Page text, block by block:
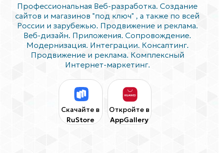
Профессиональная Веб-разработка. Создание
сайтов и магазинов "под ключ" , а также по всей
России и зарубежью. Продвижение и реклама.
Веб-дизайн. Приложения. Сопровождение.
Модернизация. Интеграции. Консалтинг.
Продвижение и реклама. Комплексный
Интернет-маркетинг.
Скачайте в
RuStore
Откройте в
AppGallery